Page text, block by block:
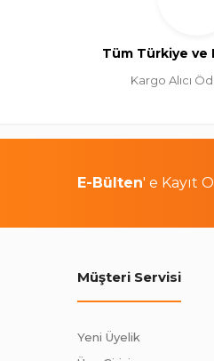
Tüm Türkiye ve
Kargo Alıcı
E-Bülten' e Kayıt
Müşteri Servisi
Yeni Üyelik